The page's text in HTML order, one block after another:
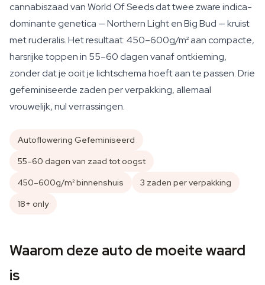
cannabiszaad van World Of Seeds dat twee zware indica-
dominante genetica — Northern Light en Big Bud — kruist
met ruderalis. Het resultaat: 450–600g/m² aan compacte,
harsrijke toppen in 55–60 dagen vanaf ontkieming,
zonder dat je ooit je lichtschema hoeft aan te passen. Drie
gefeminiseerde zaden per verpakking, allemaal
vrouwelijk, nul verrassingen.
Autoflowering Gefeminiseerd
55–60 dagen van zaad tot oogst
450–600g/m² binnenshuis
3 zaden per verpakking
18+ only
Waarom deze auto de moeite waard
is